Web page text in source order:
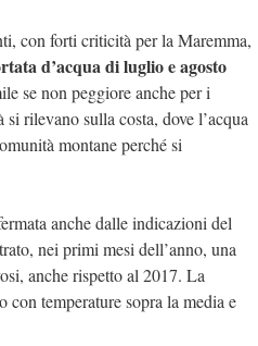
con forti criticità per la Maremma,
d’acqua di luglio e agosto
se non peggiore anche per i
rilevano sulla costa, dove l’acqua
montane perché si
anche dalle indicazioni del
nei primi mesi dell’anno, una
anche rispetto al 2017. La
con temperature sopra la media e